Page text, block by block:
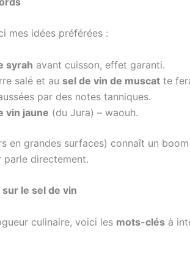
mes idées préférées :
syrah avant cuisson, effet garanti.
salé et au sel de vin de muscat te
par des notes tanniques.
vin jaune (du Jura) – waouh.
en grandes surfaces) connaît un
parle directement.
le sel de vin
culinaire, voici les mots-clés à